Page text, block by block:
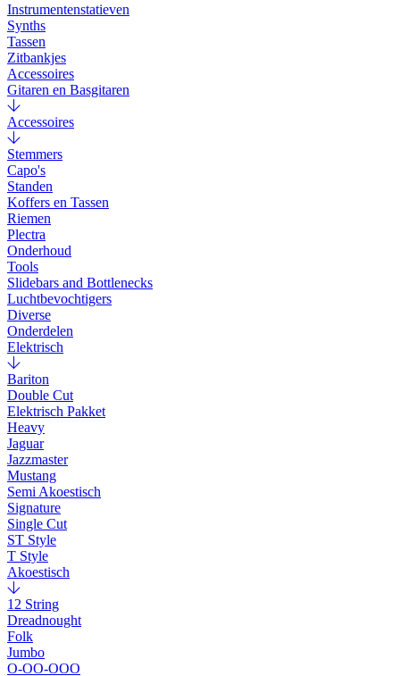
Instrumentenstatieven
Synths
Tassen
Zitbankjes
Accessoires
Gitaren en Basgitaren
Accessoires
Stemmers
Capo's
Standen
Koffers en Tassen
Riemen
Plectra
Onderhoud
Tools
Slidebars and Bottlenecks
Luchtbevochtigers
Diverse
Onderdelen
Elektrisch
Bariton
Double Cut
Elektrisch Pakket
Heavy
Jaguar
Jazzmaster
Mustang
Semi Akoestisch
Signature
Single Cut
ST Style
T Style
Akoestisch
12 String
Dreadnought
Folk
Jumbo
O-OO-OOO